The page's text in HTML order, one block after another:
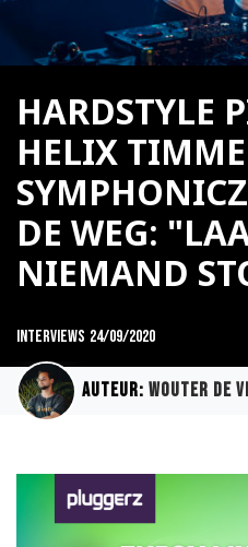
HARDSTYLE
HELIX
DE WEG:
NIEMAND
Interviews 24/09/2020
Auteur: Wouter de